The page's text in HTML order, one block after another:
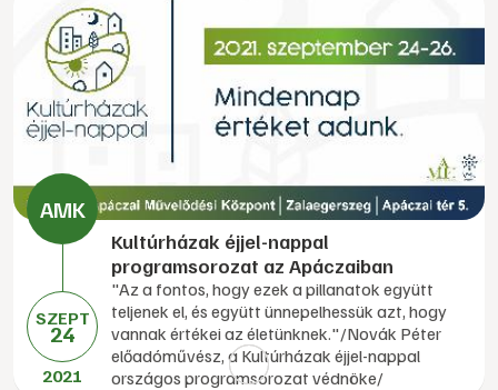
SZEPT
24
2021
Kultúrházak éjjel-nappal
programsorozat az Apáczaiban
"Az a fontos, hogy ezek a pillanatok együtt
teljenek el, és együtt ünnepelhessük azt, hogy
vannak értékei az életünknek."/Novák Péter
előadóművész, a Kultúrházak éjjel-nappal
országos programsorozat védnöke/